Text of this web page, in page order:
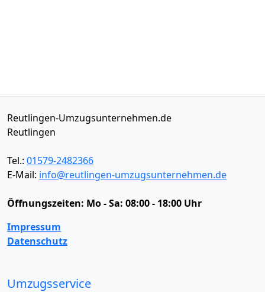
Reutlingen-Umzugsunternehmen.de
Reutlingen
Tel.: 01579-2482366
E-Mail: info@reutlingen-umzugsunternehmen.de
Öffnungszeiten: Mo - Sa: 08:00 - 18:00 Uhr
Impressum
Datenschutz
Umzugsservice